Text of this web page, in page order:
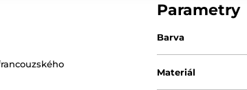
Parametry
Barva
Materiál